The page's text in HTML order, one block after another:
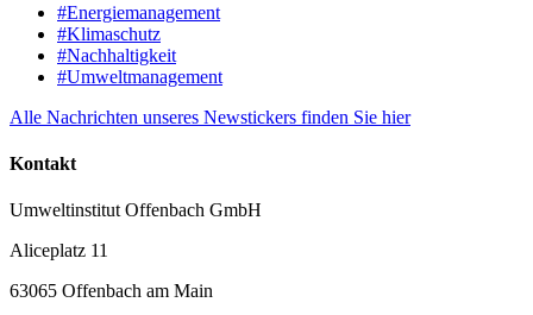
#Energiemanagement
#Klimaschutz
#Nachhaltigkeit
#Umweltmanagement
Alle Nachrichten unseres Newstickers finden Sie hier
Kontakt
Umweltinstitut Offenbach GmbH
Aliceplatz 11
63065 Offenbach am Main